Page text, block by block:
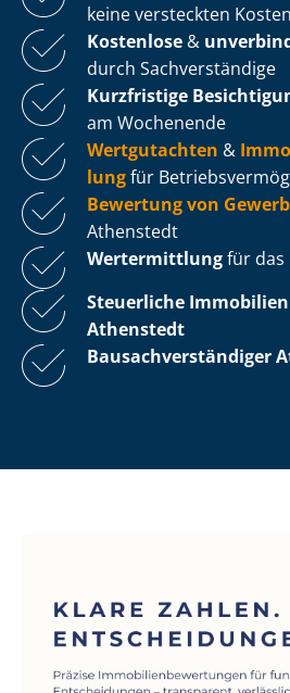
keine versteckten Kosten
Kostenlose &
durch Sachverständige
Kurzfristige
am Wochenende
Wertgutachten &
lungfür
Bewertung von
Athenstedt
Wertermittlungfür das
Steuerliche
Athenstedt
Bau­sach­ver­stän­di­ger